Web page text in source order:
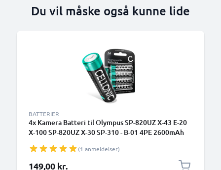
Du vil måske også kunne lide
BATTERIER
4x Kamera Batteri til Olympus SP-820UZ X-43 E-20
X-100 SP-820UZ X-30 SP-310 - B-01 4PE 2600mAh
(1 anmeldelser)
149,00 kr.